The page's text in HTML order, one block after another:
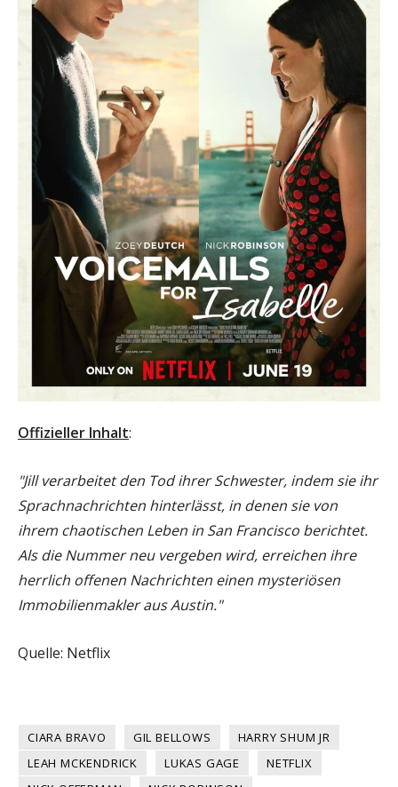
Offizieller Inhalt:
"Jill verarbeitet den Tod ihrer Schwester, indem sie ihr
Sprachnachrichten hinterlässt, in denen sie von
ihrem chaotischen Leben in San Francisco berichtet.
Als die Nummer neu vergeben wird, erreichen ihre
herrlich offenen Nachrichten einen mysteriösen
Immobilienmakler aus Austin."
Quelle: Netflix
CIARA BRAVO GIL BELLOWS
HARRY SHUM JR
LEAH MCKENDRICK
LUKAS GAGE
NETFLIX